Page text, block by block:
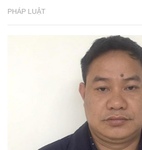
PHÁP LUẬT